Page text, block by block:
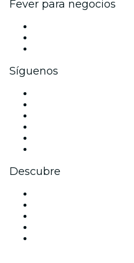
Fever para negocios
Síguenos
Descubre